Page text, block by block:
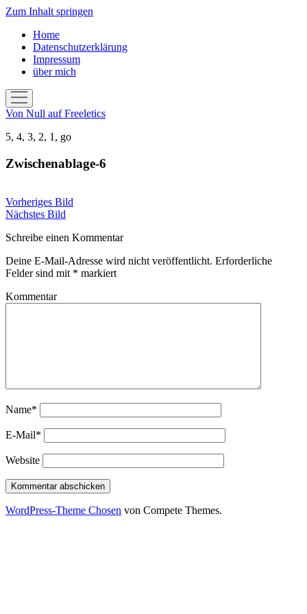
Zum Inhalt springen
Home
Datenschutzerklärung
Impressum
über mich
Menü
öffnen
Von Null auf Freeletics
5, 4, 3, 2, 1, go
Zwischenablage-6
Vorheriges Bild
Nächstes Bild
Schreibe einen Kommentar
Deine E-Mail-Adresse wird nicht veröffentlicht. Erforderliche
Felder sind mit * markiert
Kommentar
Name*
E-Mail*
Website
WordPress-Theme Chosen von Compete Themes.